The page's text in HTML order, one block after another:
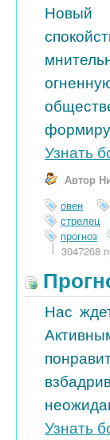
Новый
Узнать
Автор
овен
стрелец
прогноз
3047268
Нас
Узнать